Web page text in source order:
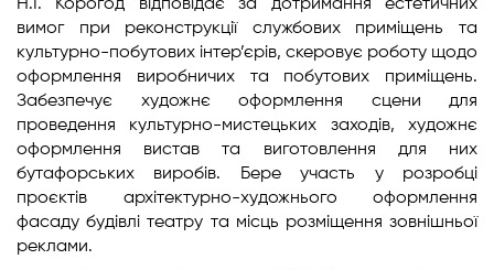
Н.І. Корогод відповідає за дотримання естетичних
вимог при реконструкції службових приміщень та
культурно-побутових інтер’єрів, скеровує роботу щодо
оформлення виробничих та побутових приміщень.
Забезпечує художнє оформлення сцени для
проведення культурно-мистецьких заходів, художнє
оформлення вистав та виготовлення для них
бутафорських виробів. Бере участь у розробці
проєктів архітектурно-художнього оформлення
фасаду будівлі театру та місць розміщення зовнішньої
реклами.